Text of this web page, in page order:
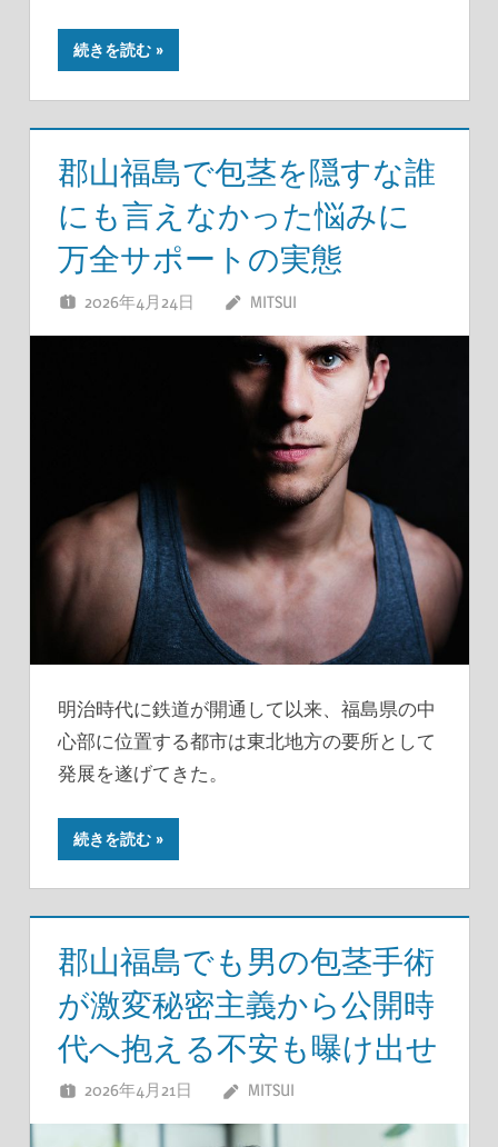
続きを読む
郡山福島で包茎を隠すな誰
にも言えなかった悩みに
万全サポートの実態
2026年4月24日 MITSUI
明治時代に鉄道が開通して以来、福島県の中
心部に位置する都市は東北地方の要所として
発展を遂げてきた。
続きを読む
郡山福島でも男の包茎手術
が激変秘密主義から公開時
代へ抱える不安も曝け出せ
2026年4月21日 MITSUI